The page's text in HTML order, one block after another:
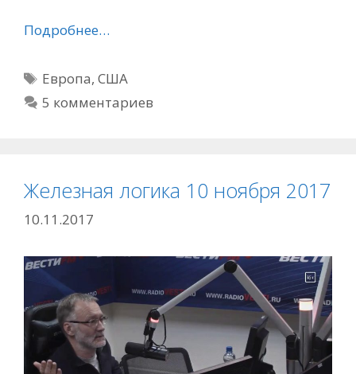
Подробнее…
Метки
Европа,США
5 комментариев
Железная логика 10 ноября 2017
10.11.2017